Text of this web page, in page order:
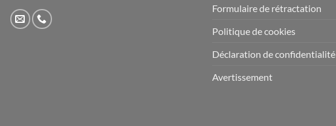
Formulaire de rétractation
Politique de cookies
Déclaration de confidentialité
Avertissement